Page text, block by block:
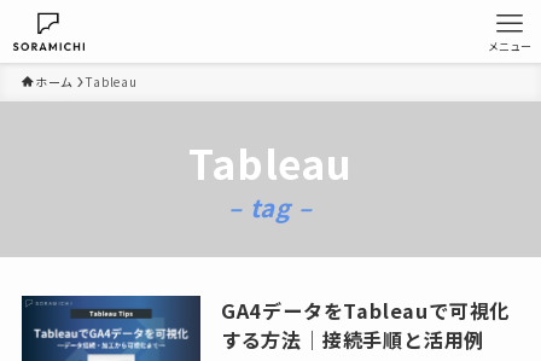
メニュー
ホーム Tableau
Tableau
– tag –
GA4データをTableauで可視化
する方法｜接続手順と活用例